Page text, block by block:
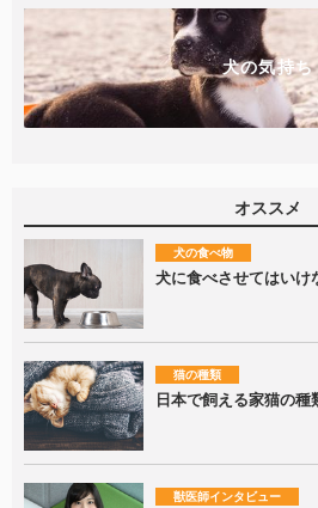
犬の気持ち
オススメ
犬の食べ物
犬に食べさせてはいけ
猫の種類
日本で飼える家猫の
獣医師インタビュー